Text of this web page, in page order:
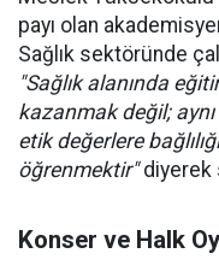
payı olan
Sağlık sektöründe
"Sağlık alanında
kazanmak değil;
etik değerlere
öğrenmektir"diyerek
Konser ve Halk